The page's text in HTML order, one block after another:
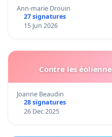
Ann-marie Drouin
27 signatures
15 Jun 2026
Contre les
Joanne Beaudin
28 signatures
26 Dec 2025